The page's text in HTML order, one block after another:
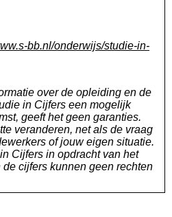
bb.nl/onderwijs/studie-in-
over de opleiding en de
in Cijfers een mogelijk
geeft het geen garanties.
veranderen, net als de vraag
of jouw eigen situatie.
Cijfers in opdracht van het
cijfers kunnen geen rechten